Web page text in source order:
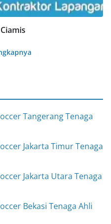
Tangerang Tenaga
Jakarta Timur Tenaga
Jakarta Utara Tenaga
Bekasi Tenaga Ahli